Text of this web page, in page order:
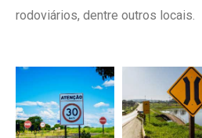
rodoviários, dentre outros locais.